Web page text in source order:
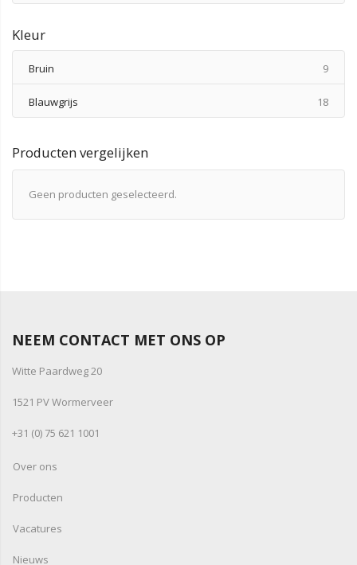
Kleur
Bruin 9
Blauwgrijs 18
Producten vergelijken
Geen producten geselecteerd.
NEEM CONTACT MET ONS OP
Witte Paardweg 20
1521 PV Wormerveer
+31 (0) 75 621 1001
Over ons
Producten
Vacatures
Nieuws